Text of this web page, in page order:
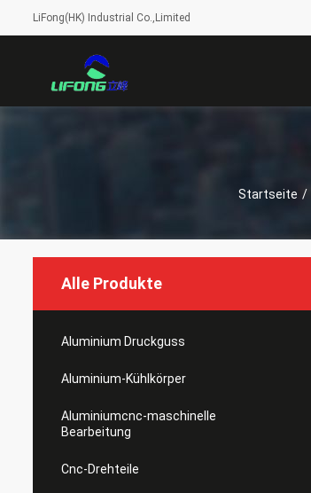
LiFong(HK) Industrial Co.,Limited
Startseite /
Alle Produkte
Aluminium Druckguss
Aluminium-Kühlkörper
Aluminiumcnc-maschinelle
Bearbeitung
Cnc-Drehteile